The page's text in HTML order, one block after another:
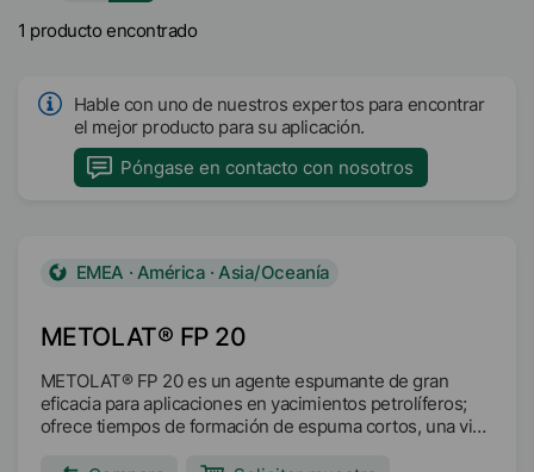
1 producto encontrado
Hable con uno de nuestros expertos para encontrar
el mejor producto para su aplicación.
Póngase en contacto con nosotros
METOLAT® FP 20
EMEA · América · Asia/Oceanía
METOLAT® FP 20 es un agente espumante de gran
eficacia para aplicaciones en yacimientos petrolíferos;
ofrece tiempos de formación de espuma cortos, una vida